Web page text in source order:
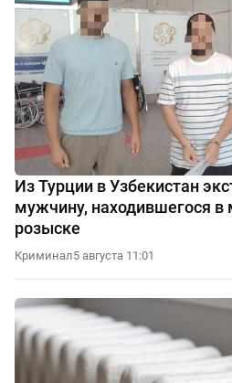
Из Турции в Узбекистан
мужчину, находившегося
розыске
Криминал5 августа 11:01